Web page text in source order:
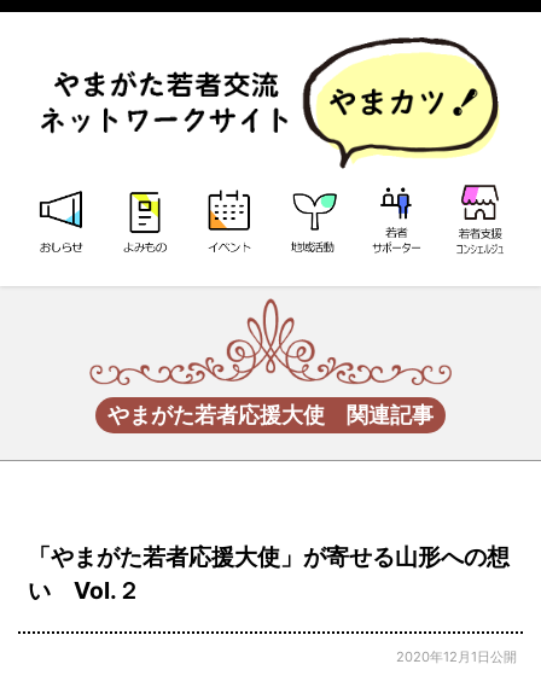
やまがた若者応援大使 関連記事
「やまがた若者応援大使」が寄せる山形への想
い Vol.２
2020年12月1日公開